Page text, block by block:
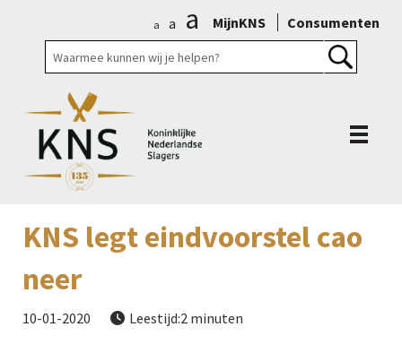
a a a MijnKNS Consumenten
KNS legt eindvoorstel cao
neer
10-01-2020  Leestijd:2 minuten